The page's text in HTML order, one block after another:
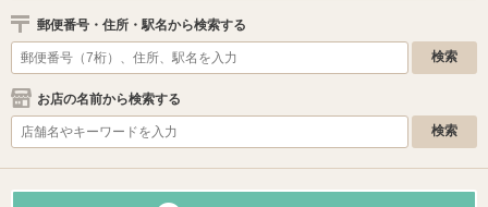
郵便番号・住所・駅名から検索する
お店の名前から検索する